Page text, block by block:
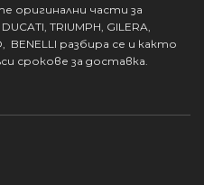
оригинални части за
TRIUMPH, GILERA,
BENELLI разбира се и както
срокове за доставка.